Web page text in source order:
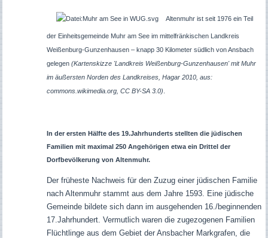
Altenmuhr ist seit 1976 ein Teil
der Einheitsgemeinde Muhr am See im mittelfränkischen Landkreis
Weißenburg-Gunzenhausen – knapp 30 Kilometer südlich von Ansbach
gelegen (Kartenskizze 'Landkreis Weißenburg-Gunzenhausen' mitMuhr
im äußersten Norden des Landkreises, Hagar 2010, aus:
commons.wikimedia.org, CC BY-SA 3.0)
In der ersten Hälfte des 19.Jahrhunderts stellten die jüdischen
Familien mit maximal 250 Angehörigen etwa ein Drittel der
Dorfbevölkerung von Altenmuhr.
Der früheste Nachweis für den Zuzug einer jüdischen Familie
nach Altenmuhr stammt aus dem Jahre 1593.
Eine jüdische
Gemeinde bildete sich dann im ausgehenden 16./beginnenden
17.Jahrhundert. Vermutlich waren die zugezogenen Familien
Flüchtlinge aus dem Gebiet der Ansbacher Markgrafen, die